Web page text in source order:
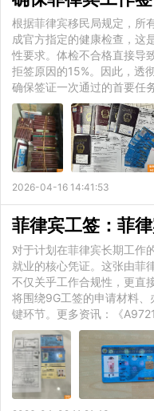
根据菲律宾移民局规定，所
成官方指定的健康检查，这
性要求。体检不合格直接导
拒签原因的15%。因此，透
确保签证一次通过的首要任务
2026-04-16 14:41:53
对于计划在菲律宾长期工作
就业的核心凭证。这张由菲
不仅关乎工作合规性，更直
将围绕9G工签的申请材料
键环节。更多资讯：《